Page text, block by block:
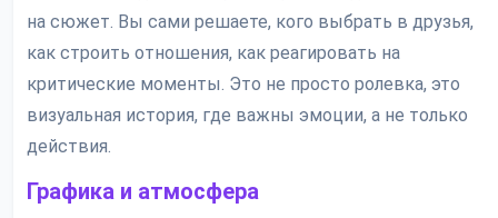
на сюжет. Вы сами решаете, кого выбрать в друзья,
как строить отношения, как реагировать на
критические моменты. Это не просто ролевка, это
визуальная история, где важны эмоции, а не только
действия.
Графика и атмосфера